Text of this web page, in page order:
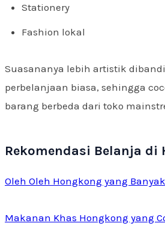
Stationery
Fashion lokal
Suasananya lebih artistik
perbelanjaan biasa, sehingga
barang berbeda dari toko
Rekomendasi Belanja di
Oleh Oleh Hongkong yang
Makanan Khas Hongkong yang